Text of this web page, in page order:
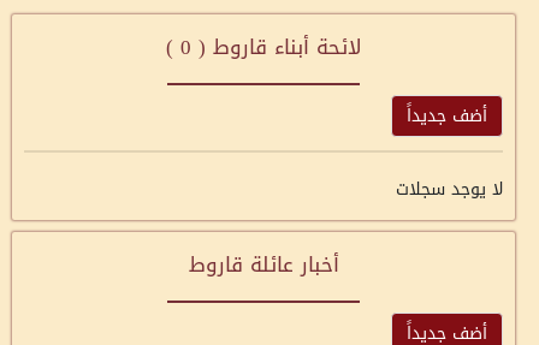
لائحة أبناء قاروط ( 0
)
أضف جديداً
لا يوجد سجلات
أخبار عائلة قاروط
أضف جديداً